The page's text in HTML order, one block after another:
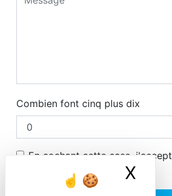
X
Combien font cinq plus dix
En cochant cette case,
particulières ci-dessous **